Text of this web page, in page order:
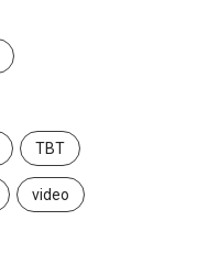
TBT
video